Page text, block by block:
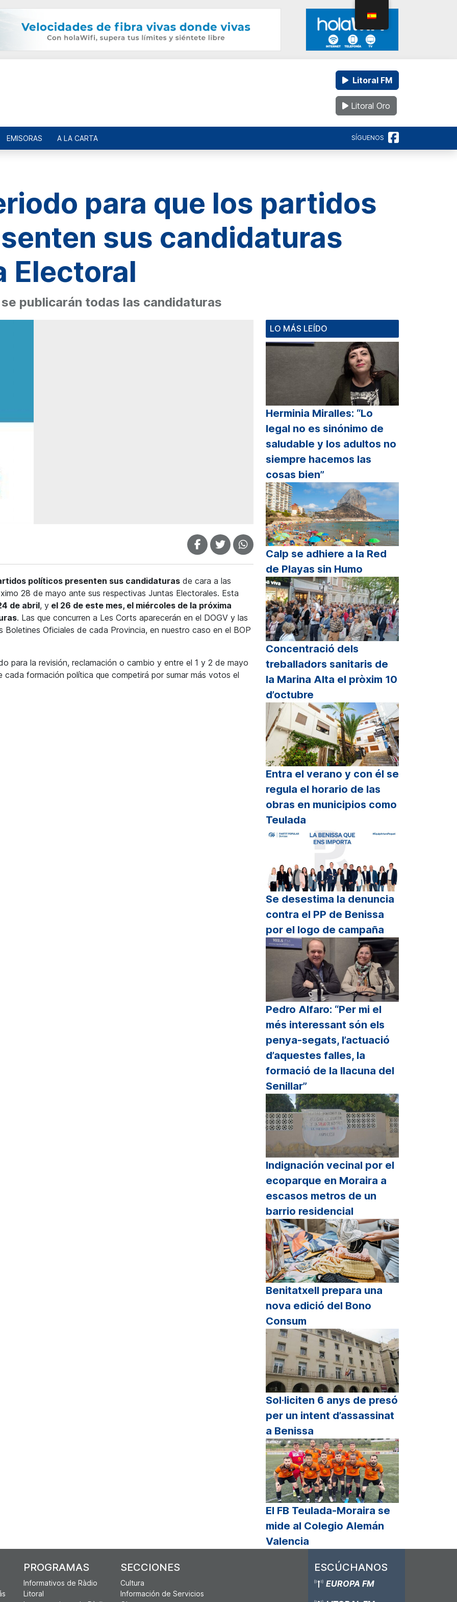
Litoral FM
Litoral Oro
EMISORAS A LA CARTA SÍGUENOS
para que los partidos
sus candidaturas
Electoral
publicarán todas las candidaturas
políticos presenten sus candidaturas de cara a las
28 de mayo ante sus respectivas Juntas Electorales. Esta
de abril, y el 26 de este mes, el miércoles de la próxima
. Las que concurren a Les Corts aparecerán en el DOGV y las
Boletines Oficiales de cada Provincia, en nuestro caso en el BOP
para la revisión, reclamación o cambio y entre el 1 y 2 de mayo
cada formación política que competirá por sumar más votos el
LO MÁS LEÍDO
Herminia Miralles: “Lo
legal no es sinónimo de
saludable y los adultos no
siempre hacemos las
cosas bien”
Calp se adhiere a la Red
de Playas sin Humo
Concentració dels
treballadors sanitaris de
la Marina Alta el pròxim 10
d’octubre
Entra el verano y con él se
regula el horario de las
obras en municipios como
Teulada
Se desestima la denuncia
contra el PP de Benissa
por el logo de campaña
Pedro Alfaro: “Per mi el
més interessant són els
penya-segats, l’actuació
d’aquestes falles, la
formació de la llacuna del
Senillar”
Indignación vecinal por el
ecoparque en Moraira a
escasos metros de un
barrio residencial
Benitatxell prepara una
nova edició del Bono
Consum
Sol·liciten 6 anys de presó
per un intent d’assassinat
a Benissa
El FB Teulada-Moraira se
mide al Colegio Alemán
Valencia
PROGRAMAS
Informativos de Ràdio
Litoral
SECCIONES
Cultura
Información de Servicios
ESCÚCHANOS
EUROPA FM